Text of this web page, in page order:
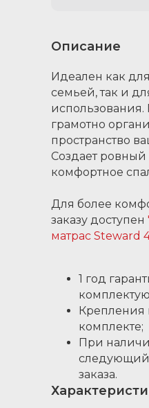
Идеален как
семьей, так и
использования.
грамотно
пространство
Создает ровный
комфортное
Для более
заказу доступен
матрас Steward
1 год
Крепления
комплекте;
При
следующий
заказа.
Описание